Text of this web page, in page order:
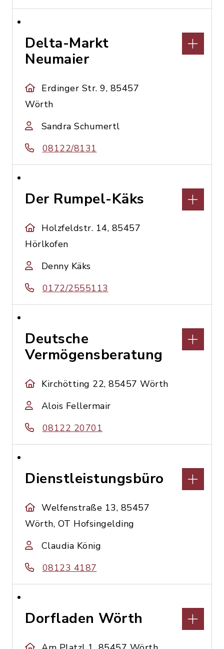
Delta-Markt
Neumaier
Erdinger Str. 9, 85457
Wörth
Sandra Schumertl
08122/8131
Der Rumpel-Käks
Holzfeldstr. 14, 85457
Hörlkofen
Denny Käks
0172/2555113
Deutsche
Vermögensberatung
Kirchötting 22, 85457 Wörth
Alois Fellermair
08122 20701
Dienstleistungsbüro
Welfenstraße 13, 85457
Wörth, OT Hofsingelding
Claudia König
08123 4187
Dorfladen Wörth